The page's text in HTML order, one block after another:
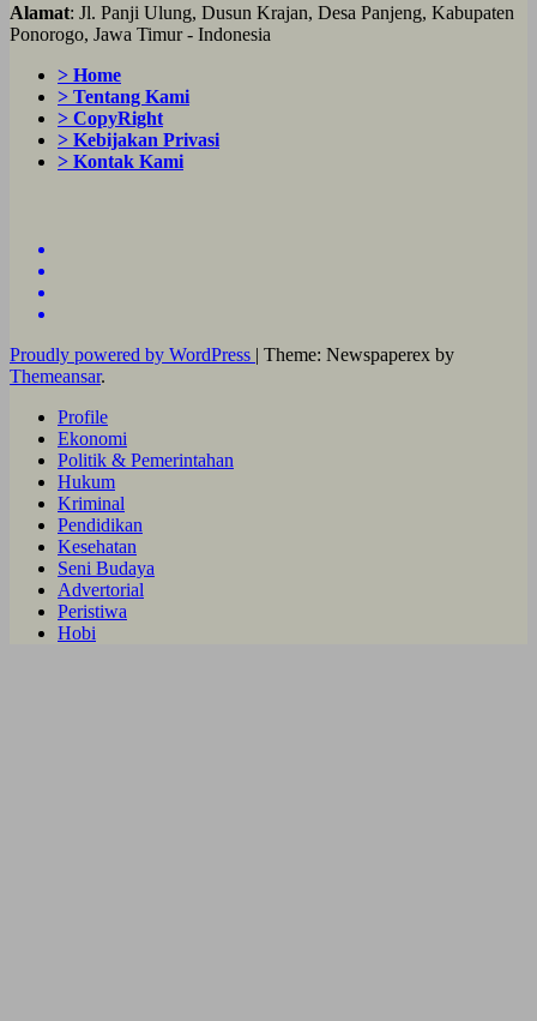
Alamat: Jl. Panji Ulung, Dusun Krajan, Desa Panjeng, Kabupaten
Ponorogo, Jawa Timur - Indonesia
> Home
> Tentang Kami
> CopyRight
> Kebijakan Privasi
> Kontak Kami
Proudly powered by WordPress | Theme: Newspaperex by
Themeansar.
Profile
Ekonomi
Politik & Pemerintahan
Hukum
Kriminal
Pendidikan
Kesehatan
Seni Budaya
Advertorial
Peristiwa
Hobi